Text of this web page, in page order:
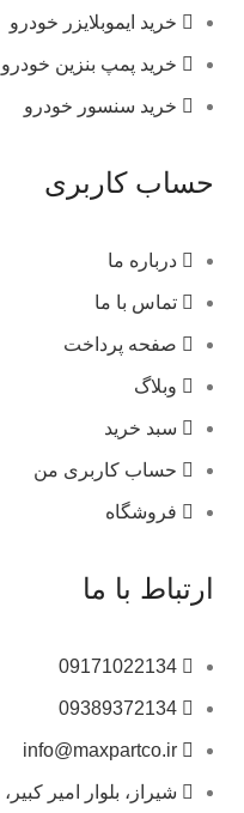
خرید ایموبلایزر خودرو
خرید پمپ بنزین خودرو
خرید سنسور خودرو
حساب کاربری
درباره ما
تماس با ما
صفحه پرداخت
وبلاگ
سبد خرید
حساب کاربری من
فروشگاه
ارتباط با ما
09171022134
09389372134
info@maxpartco.ir
شیراز، بلوار امیر